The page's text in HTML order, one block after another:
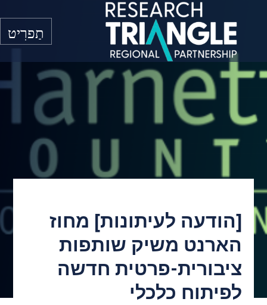
תַפרִיט
[הודעה לעיתונות] מחוז
הארנט משיק שותפות
ציבורית-פרטית חדשה
לפיתוח כלכלי